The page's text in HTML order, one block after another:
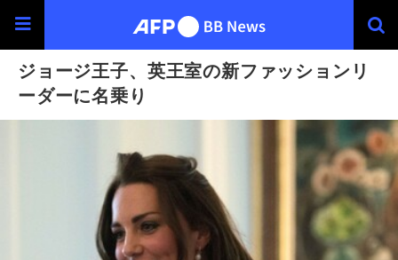
ジョージ王子、英王室の新ファッションリ
ーダーに名乗り